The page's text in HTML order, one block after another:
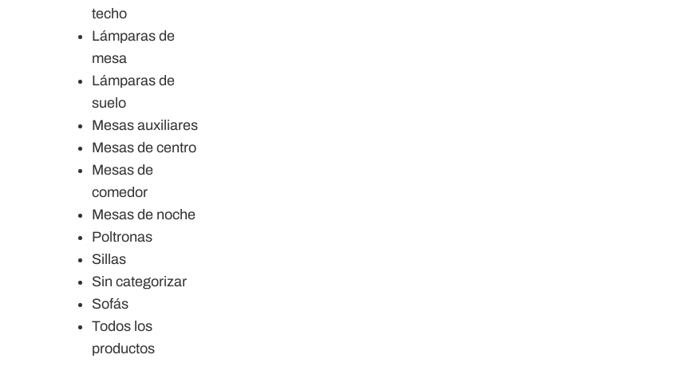
techo
Lámparas de
mesa
Lámparas de
suelo
Mesas auxiliares
Mesas de centro
Mesas de
comedor
Mesas de noche
Poltronas
Sillas
Sin categorizar
Sofás
Todos los
productos